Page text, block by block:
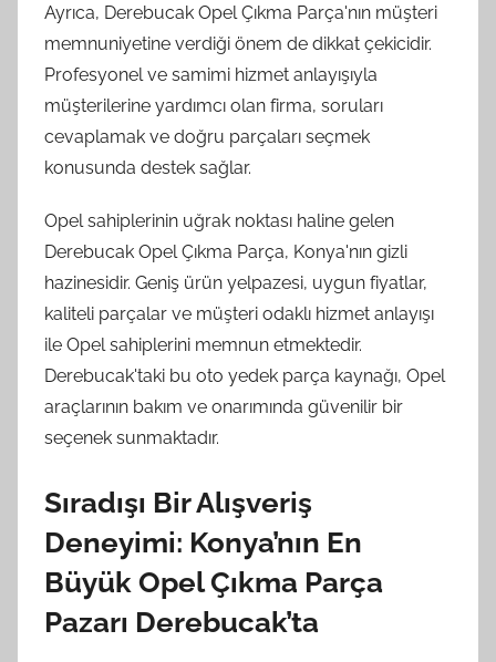
Ayrıca, Derebucak Opel Çıkma Parça'nın müşteri
memnuniyetine verdiği önem de dikkat çekicidir.
Profesyonel ve samimi hizmet anlayışıyla
müşterilerine yardımcı olan firma, soruları
cevaplamak ve doğru parçaları seçmek
konusunda destek sağlar.
Opel sahiplerinin uğrak noktası haline gelen
Derebucak Opel Çıkma Parça, Konya'nın gizli
hazinesidir. Geniş ürün yelpazesi, uygun fiyatlar,
kaliteli parçalar ve müşteri odaklı hizmet anlayışı
ile Opel sahiplerini memnun etmektedir.
Derebucak'taki bu oto yedek parça kaynağı, Opel
araçlarının bakım ve onarımında güvenilir bir
seçenek sunmaktadır.
Sıradışı Bir Alışveriş
Deneyimi: Konya’nın En
Büyük Opel Çıkma Parça
Pazarı Derebucak’ta